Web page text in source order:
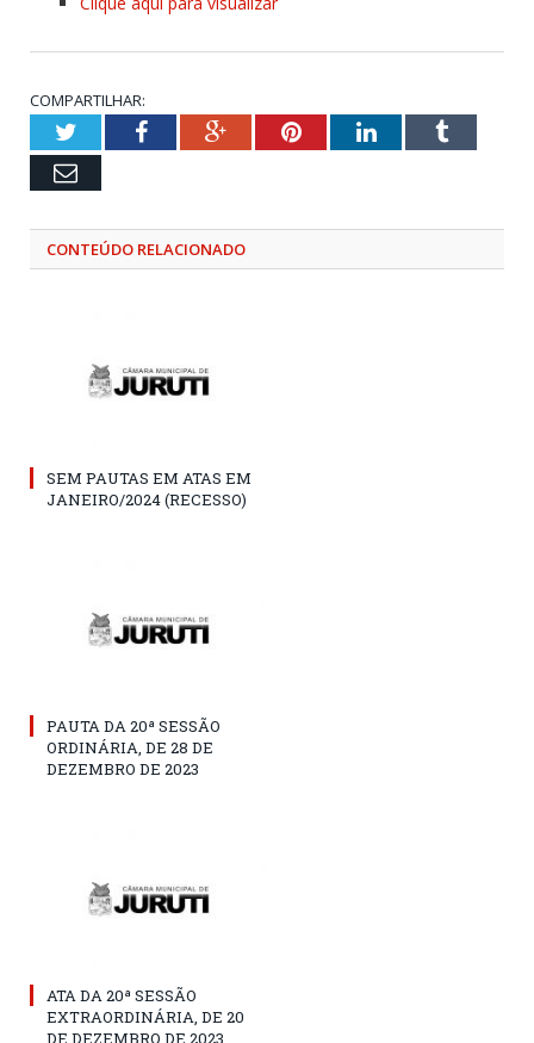
COMPARTILHAR:
TwitterFacebookGoogle+PinterestLinkedInTumblr
Email
CONTEÚDO RELACIONADO
SEM PAUTAS EM ATAS EM
JANEIRO/2024 (RECESSO)
PAUTA DA 20ª SESSÃO
ORDINÁRIA, DE 28 DE
DEZEMBRO DE 2023
ATA DA 20ª SESSÃO
EXTRAORDINÁRIA, DE 20
DE DEZEMBRO DE 2023